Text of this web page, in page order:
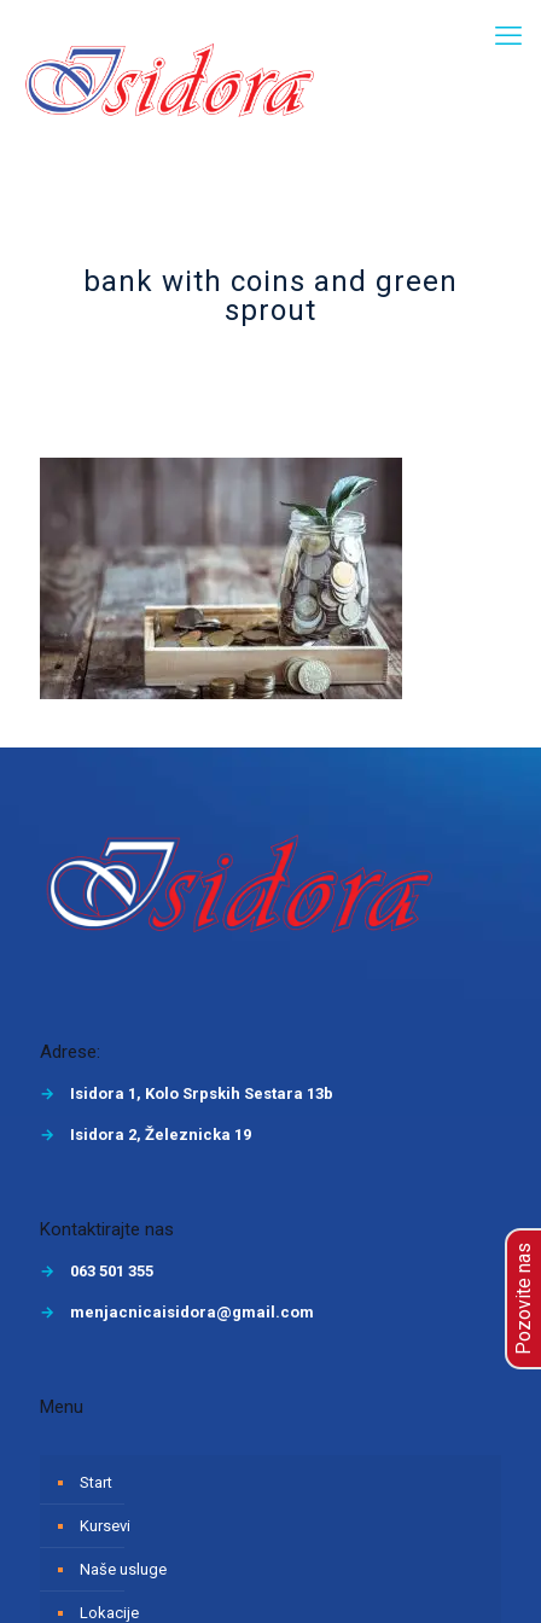
bank with coins and green
sprout
Adrese:
→ Isidora 1, Kolo Srpskih Sestara 13b
→ Isidora 2, Železnicka 19
Kontaktirajte nas
→ 063 501 355
→ menjacnicaisidora@gmail.com
Menu
Start
Kursevi
Naše usluge
Lokacije
Pozovite nas